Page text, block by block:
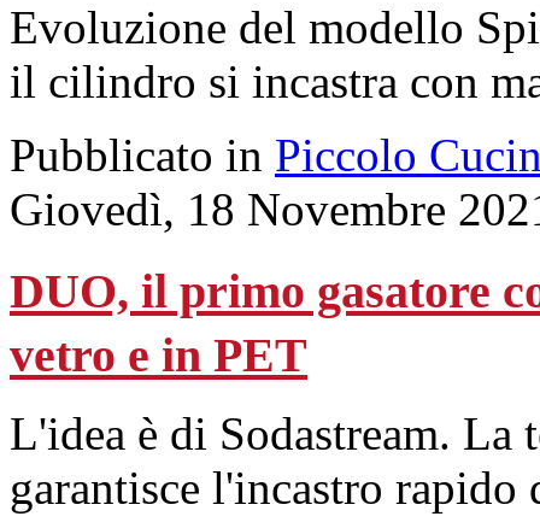
Evoluzione del modello
il cilindro si incastra con
Pubblicato in Piccolo
Giovedì, 18 Novembre
DUO, il primo gasatore
vetro e in PET
L'idea è di Sodastream.
garantisce l'incastro